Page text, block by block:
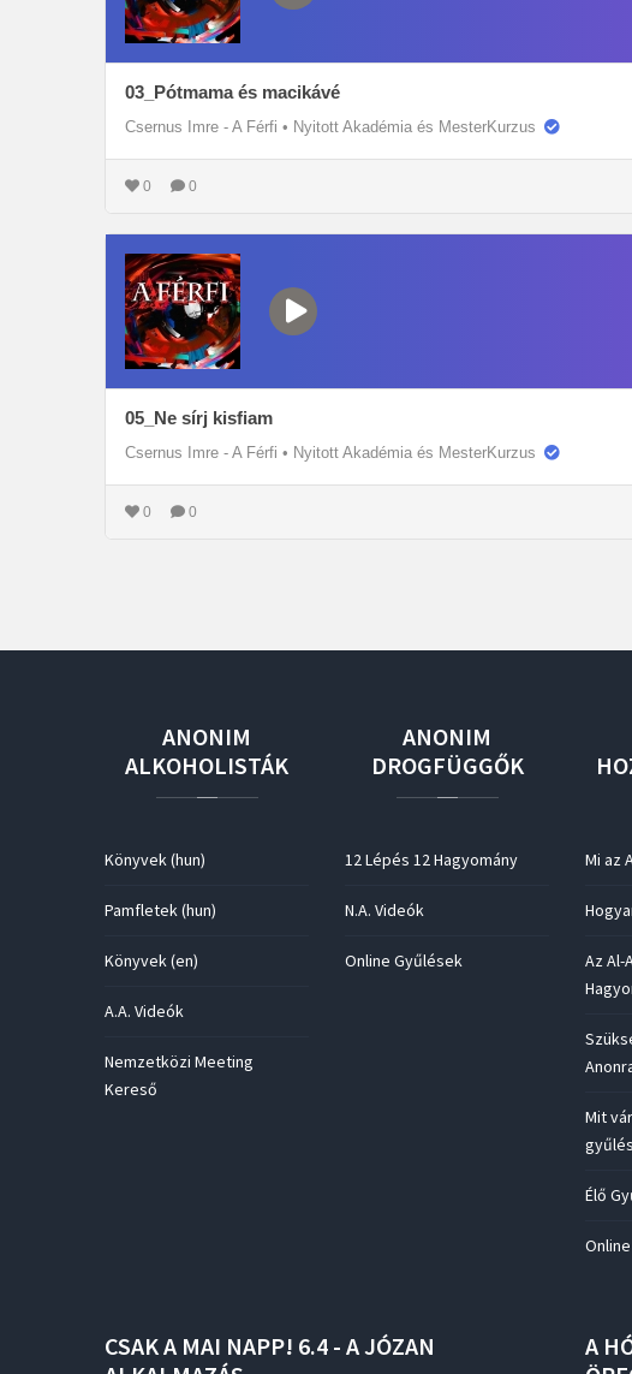
03_Pótmama és macikávé
Csernus Imre - A Férfi • Nyitott Akadémia és MesterKurzus
0 0
05_Ne sírj kisfiam
Csernus Imre - A Férfi • Nyitott Akadémia és MesterKurzus
0 0
ANONIM
ALKOHOLISTÁK
Könyvek (hun)
Pamfletek (hun)
Könyvek (en)
A.A. Videók
Nemzetközi Meeting
Kereső
ANONIM
DROGFÜGGŐK
12 Lépés 12 Hagyomány
N.A. Videók
Online Gyűlések
Mi az
Az Al-
Mit
Élő
CSAKA MAI NAPP! 6.4 - AJÓZAN
A